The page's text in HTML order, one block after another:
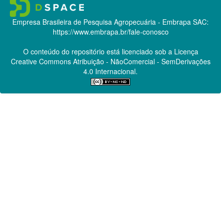
Empresa Brasileira de Pesquisa Agropecuária - Embrapa SAC:
https://www.embrapa.br/fale-conosco
O conteúdo do repositório está licenciado sob a Licença
Creative CommonsAtribuição - NãoComercial - SemDerivações
4.0 Internacional.